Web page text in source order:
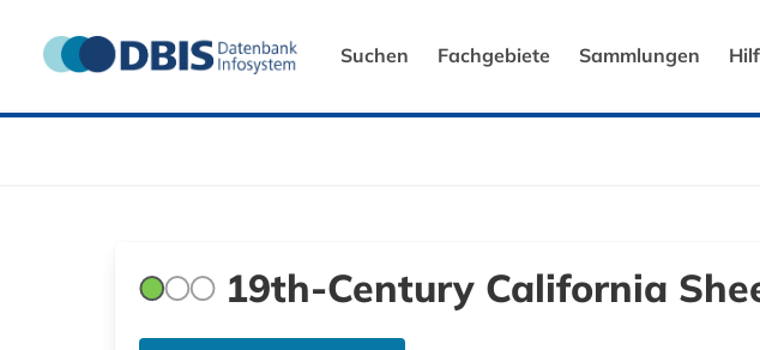
Suchen Fachgebiete Sammlungen
19th-Century California